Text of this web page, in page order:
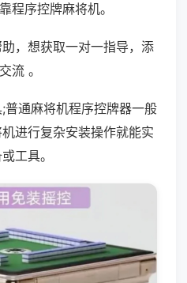
程序控牌麻将机。
，想获取一对一指导，添
流 。
普通麻将机程序控牌器一般
进行复杂安装操作就能实
工具。